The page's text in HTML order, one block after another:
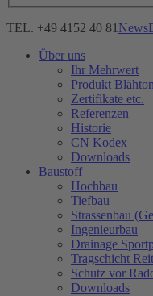
TEL. +49 4152 40 81 News
Über uns
Ihr Mehrwert
Produkt Blähton
Zertifikate etc.
Referenzen
Historie
CN Kodex
Downloads
Baustoff
Hochbau
Tiefbau
Strassenbau
Ingenieurbau
Drainage
Tragschicht
Schutz vor
Downloads